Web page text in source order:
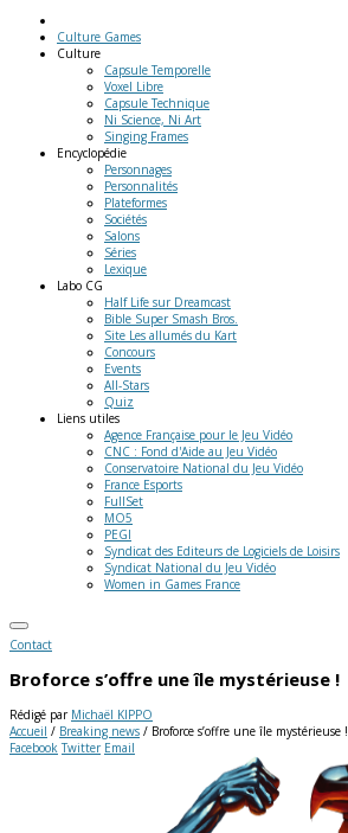
Culture Games
Culture
Capsule Temporelle
Voxel Libre
Capsule Technique
Ni Science, Ni Art
Singing Frames
Encyclopédie
Personnages
Personnalités
Plateformes
Sociétés
Salons
Séries
Lexique
Labo CG
Half Life sur Dreamcast
Bible Super Smash Bros.
Site Les allumés du Kart
Concours
Events
All-Stars
Quiz
Liens utiles
Agence Française pour le Jeu Vidéo
CNC : Fond d'Aide au Jeu Vidéo
Conservatoire National du Jeu Vidéo
France Esports
FullSet
MO5
PEGI
Syndicat des Editeurs de Logiciels de Loisirs
Syndicat National du Jeu Vidéo
Women in Games France
Contact
Broforce s’offre une île mystérieuse !
Rédigé par Michaël KIPPO
Accueil / Breaking news / Broforce s’offre une île mystérieuse !
Facebook Twitter Email